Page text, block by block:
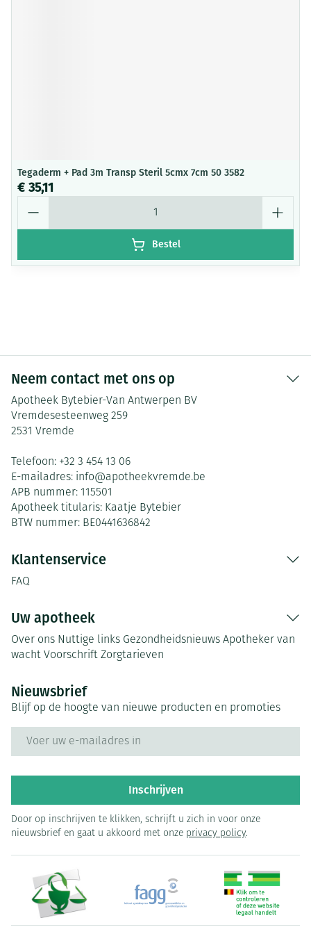
Tegaderm + Pad 3m Transp Steril 5cmx 7cm 50 3582
€ 35,11
Bestel
Neem contact met ons op
Apotheek Bytebier-Van Antwerpen BV
Vremdesesteenweg 259
2531 Vremde
Telefoon: +32 3 454 13 06
E-mailadres: info@apotheekvremde.be
APB nummer: 115501
Apotheek titularis: Kaatje Bytebier
BTW nummer: BE0441636842
Klantenservice
FAQ
Uw apotheek
Over ons Nuttige links Gezondheidsnieuws Apotheker van
wacht Voorschrift Zorgtarieven
Nieuwsbrief
Blijf op de hoogte van nieuwe producten en promoties
Inschrijven
Door op inschrijven te klikken, schrijft u zich in voor onze
nieuwsbrief en gaat u akkoord met onze privacy policy.